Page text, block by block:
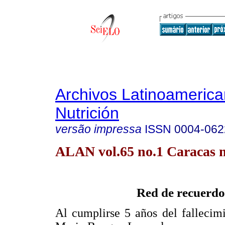
Archivos
Nutrición
versão impressa ISSN 0004-
ALAN vol.65 no.1 Caracas
Red de
Al cumplirse 5 años del